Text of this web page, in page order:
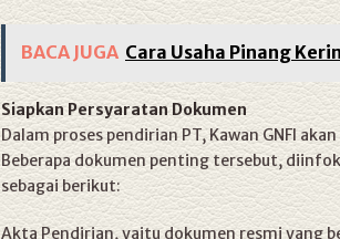
BACA JUGA Cara Usaha Pinang
Siapkan Persyaratan Dokumen
Dalam proses pendirian PT, Kawan GNFI
Beberapa dokumen penting tersebut,
sebagai berikut:
Akta Pendirian, yaitu dokumen resmi yang